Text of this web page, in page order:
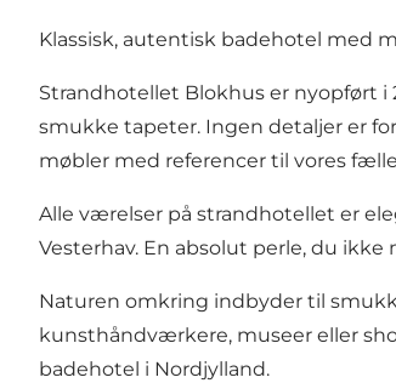
Klassisk, autentisk badehotel med
Strandhotellet Blokhus er nyopført
smukke tapeter. Ingen detaljer er
møbler med referencer til vores
Alle værelser på strandhotellet er
Vesterhav. En absolut perle, du
Naturen omkring indbyder til
kunsthåndværkere, museer eller
badehotel i Nordjylland.